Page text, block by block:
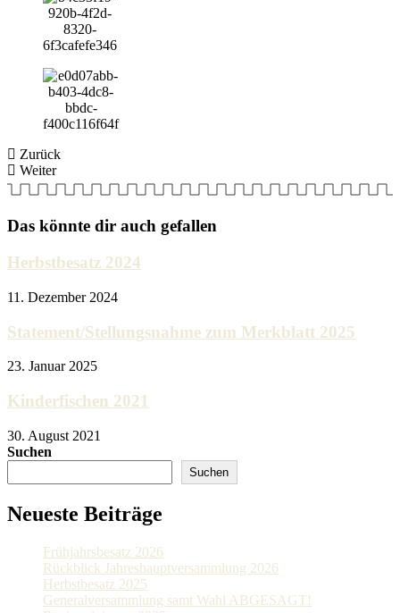
Zurück
Weiter
Das könnte dir auch gefallen
Herbstbesatz 2024
11. Dezember 2024
Statement/Stellungsnahme zum Merkblatt 2025
23. Januar 2025
Kinderfischen 2021
30. August 2021
Suchen
Suchen
Neueste Beiträge
Frühjahrsbesatz 2026
Rückblick Jahreshauptversammlung 2026
Herbstbesatz 2025
Generalversammlung samt Wahl ABGESAGT!